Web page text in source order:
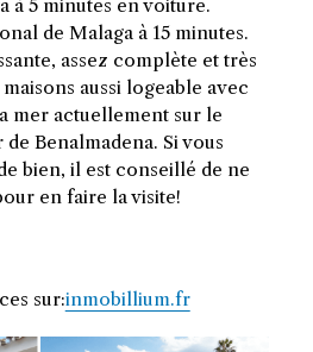
à 5 minutes en voiture.
de Malaga à 15 minutes.
assez complète et très
aussi logeable avec
mer actuellement sur le
Benalmadena. Si vous
bien, il est conseillé de ne
en faire la visite!
sur:inmobillium.fr